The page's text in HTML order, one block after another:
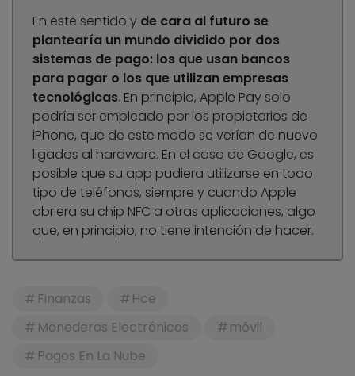
En este sentido y de cara al futuro se
plantearía un mundo dividido por dos
sistemas de pago: los que usan bancos
para pagar o los que utilizan empresas
tecnológicas. En principio, Apple Pay solo
podría ser empleado por los propietarios de
iPhone, que de este modo se verían de nuevo
ligados al hardware. En el caso de Google, es
posible que su app pudiera utilizarse en todo
tipo de teléfonos, siempre y cuando Apple
abriera su chip NFC a otras aplicaciones, algo
que, en principio, no tiene intención de hacer.
Finanzas
Hce
Monederos Electrónicos
móvil
Pagos En La Nube